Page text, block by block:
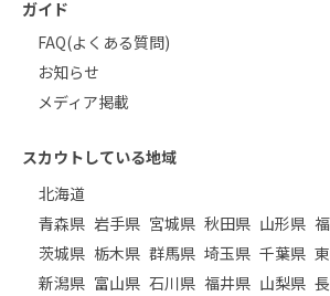
ガイド
FAQ(よくある質問)
お知らせ
メディア掲載
スカウトしている地域
北海道
青森県 岩手県 宮城県 秋田県 山形県
茨城県 栃木県 群馬県 埼玉県 千葉県
新潟県 富山県 石川県 福井県 山梨県